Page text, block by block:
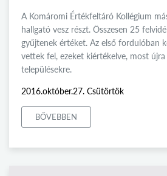
A Komáromi Értékfeltáró Kollégium
hallgató vesz részt. Összesen 25
gyűjtenek értéket. Az első fordulóban
vettek fel, ezeket kiértékelve, most újra
településekre.
2016.október.27. Csütörtök
BŐVEBBEN